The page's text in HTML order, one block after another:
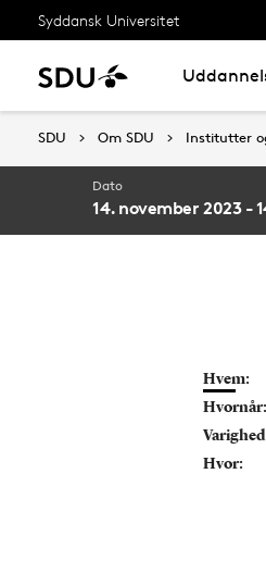
Syddansk Universitet
SDU Om SDU Institutter
Dato
14. november 2023 -
SDU Om SDU Institutter
Hvem:
Hvornår:
Hvor: